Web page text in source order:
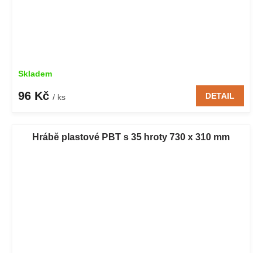
Skladem
96 Kč / ks DETAIL
Hrábě plastové PBT s 35 hroty 730 x 310 mm